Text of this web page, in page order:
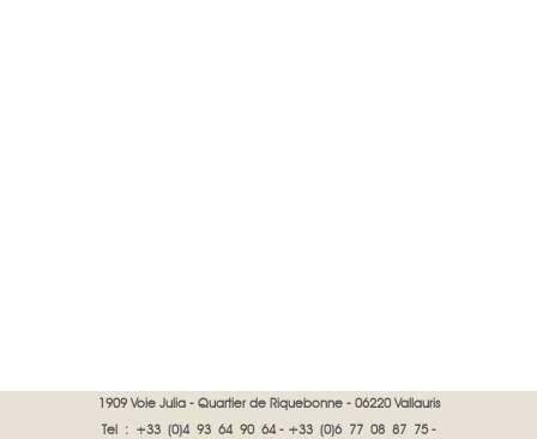
Visites à proximité
1909 Voie Julia - Quartier de Riquebonne - 06220 Vallauris
Tel : +33 (0)4 93 64 90 64 - +33 (0)6 77 08 87 75 -